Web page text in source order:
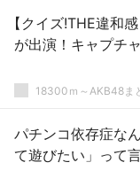
【クイズ!THE違和
が出演！キャプチ
18300ｍ～AKB48ま
パチンコ依存症な
て遊びたい」って